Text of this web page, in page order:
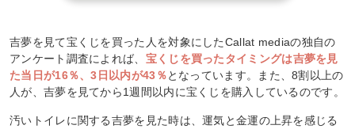
吉夢を見て宝くじを買った人を対象にしたCallat mediaの独自の
アンケート調査によれば、 宝くじを買ったタイミングは吉夢を見
た当日が16％、3日以内が43％となっています。また、8割以上の
人が、吉夢を見てから1週間以内に宝くじを購入しているのです。
汚いトイレに関する吉夢を見た時は、運気と金運の上昇を感じる